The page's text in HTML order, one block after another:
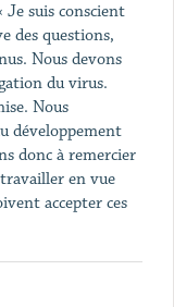
Je suis conscient
des questions,
Nous devons
du virus.
Nous
développement
donc à remercier
en vue
accepter ces